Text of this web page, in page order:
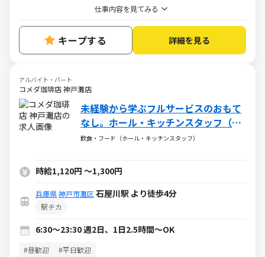
仕事内容を見てみる
キープする 詳細を見る
アルバイト・パート
コメダ珈琲店 神戸灘店
未経験から学ぶフルサービスのおもて
なし。ホール・キッチンスタッフ（ア
ルバイト・パート）求人
飲食・フード（ホール・キッチンスタッフ）
時給1,120円 ～1,300円
兵庫県神戸市灘区 石屋川駅 より徒歩4分
駅チカ
6:30～23:30 週2日、1日2.5時間～OK
#昼歓迎 #平日歓迎